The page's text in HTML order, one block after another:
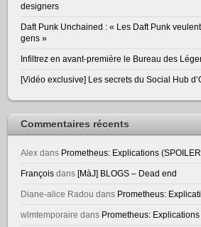
designers
Daft Punk Unchained : « Les Daft Punk
gens »
Infiltrez en avant-première le Bureau des
[Vidéo exclusive] Les secrets du Social Hub
Commentaires récents
Alex dans Prometheus: Explications
François dans[MàJ] BLOGS – Dead end
Diane-alice Radou dans Prometheus:
wlmtemporaire dans Prometheus: